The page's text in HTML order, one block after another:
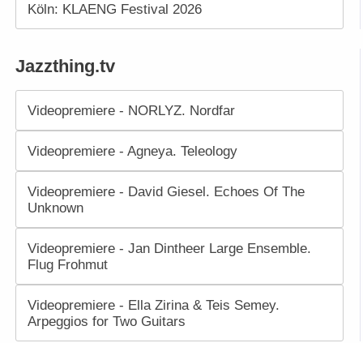
Köln: KLAENG Festival 2026
Jazzthing.tv
Videopremiere - NORLYZ. Nordfar
Videopremiere - Agneya. Teleology
Videopremiere - David Giesel. Echoes Of The
Unknown
Videopremiere - Jan Dintheer Large Ensemble.
Flug Frohmut
Videopremiere - Ella Zirina & Teis Semey.
Arpeggios for Two Guitars